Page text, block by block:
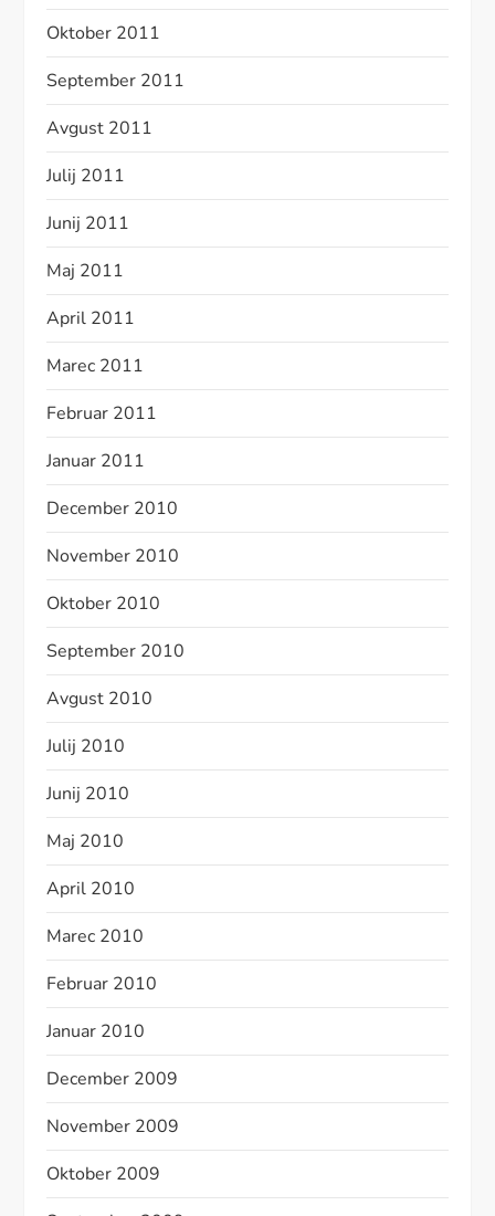
Oktober 2011
September 2011
Avgust 2011
Julij 2011
Junij 2011
Maj 2011
April 2011
Marec 2011
Februar 2011
Januar 2011
December 2010
November 2010
Oktober 2010
September 2010
Avgust 2010
Julij 2010
Junij 2010
Maj 2010
April 2010
Marec 2010
Februar 2010
Januar 2010
December 2009
November 2009
Oktober 2009